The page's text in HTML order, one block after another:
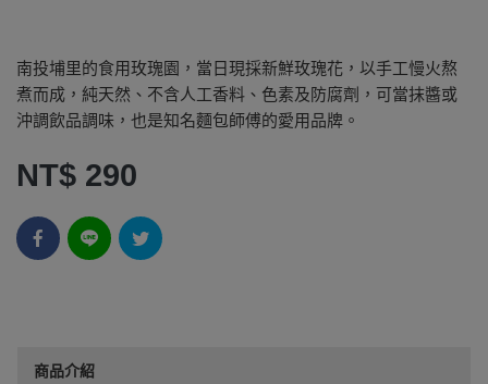
南投埔里的食用玫瑰園，當日現採新鮮玫瑰花，以手工慢火熬
煮而成，純天然、不含人工香料、色素及防腐劑，可當抹醬或
沖調飲品調味，也是知名麵包師傅的愛用品牌。
NT$ 290
商品介紹